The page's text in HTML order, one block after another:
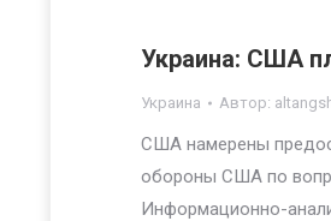
Украина: США
Украина Автор:
США намерены
обороны США по
Информационно-